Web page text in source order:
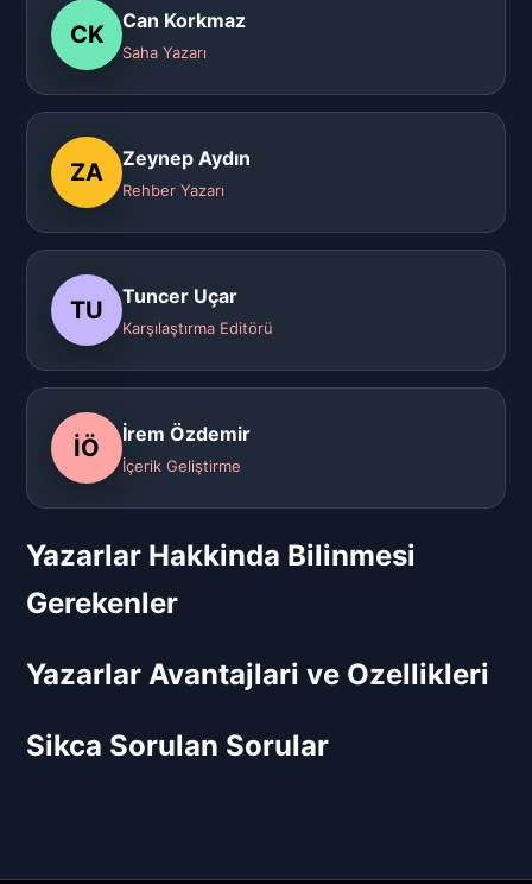
CK
Can Korkmaz
Saha Yazarı
ZA
Zeynep Aydın
Rehber Yazarı
TU
Tuncer Uçar
Karşılaştırma Editörü
İÖ
İrem Özdemir
İçerik Geliştirme
Yazarlar Hakkinda Bilinmesi
Gerekenler
Yazarlar Avantajlari ve Ozellikleri
Sikca Sorulan Sorular